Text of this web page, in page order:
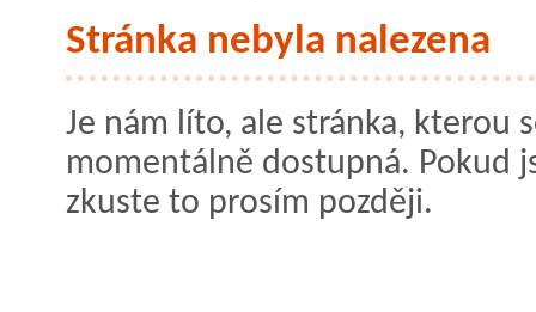
Stránka nebyla nalezena
Je nám líto, ale stránka, kterou
momentálně dostupná. Pokud
zkuste to prosím později.